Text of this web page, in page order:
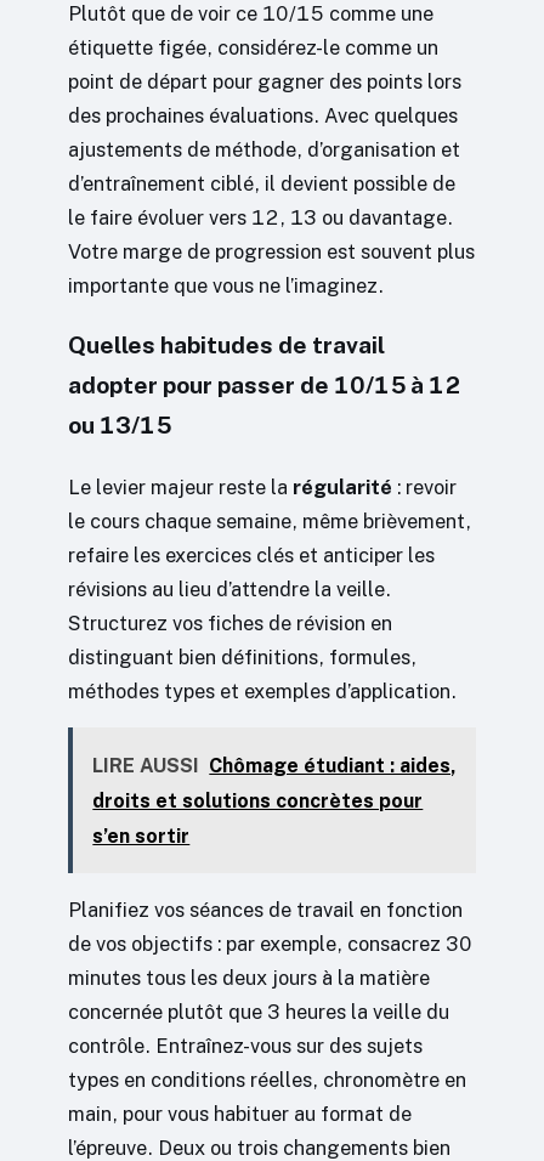
Plutôt que de voir ce 10/15 comme une
étiquette figée, considérez-le comme un
point de départ pour gagner des points lors
des prochaines évaluations. Avec quelques
ajustements de méthode, d’organisation et
d’entraînement ciblé, il devient possible de
le faire évoluer vers 12, 13 ou davantage.
Votre marge de progression est souvent plus
importante que vous ne l’imaginez.
Quelles habitudes de travail
adopter pour passer de 10/15 à 12
ou 13/15
Le levier majeur reste la régularité : revoir
le cours chaque semaine, même brièvement,
refaire les exercices clés et anticiper les
révisions au lieu d’attendre la veille.
Structurez vos fiches de révision en
distinguant bien définitions, formules,
méthodes types et exemples d’application.
LIRE AUSSI Chômage étudiant : aides,
droits et solutions concrètes pour
s’en sortir
Planifiez vos séances de travail en fonction
de vos objectifs : par exemple, consacrez 30
minutes tous les deux jours à la matière
concernée plutôt que 3 heures la veille du
contrôle. Entraînez-vous sur des sujets
types en conditions réelles, chronomètre en
main, pour vous habituer au format de
l’épreuve. Deux ou trois changements bien